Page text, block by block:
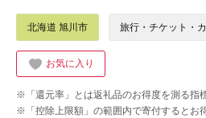
北海道 旭川市 旅行・チケット・
お気に入り
※「還元率」とは返礼品のお得度を測る指
※「控除上限額」の範囲内で寄付するとお